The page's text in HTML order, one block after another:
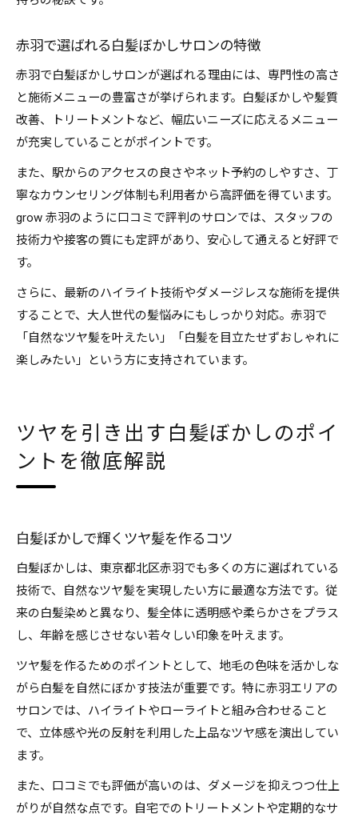
赤羽で選ばれる白髪ぼかしサロンの特徴
赤羽で白髪ぼかしサロンが選ばれる理由には、専門性の高さ
と施術メニューの豊富さが挙げられます。白髪ぼかしや髪質
改善、トリートメントなど、幅広いニーズに応えるメニュー
が充実していることがポイントです。
また、駅からのアクセスの良さやネット予約のしやすさ、丁
寧なカウンセリング体制も利用者から高評価を得ています。
grow 赤羽のように口コミで評判のサロンでは、スタッフの
技術力や接客の質にも定評があり、安心して通えると好評で
す。
さらに、最新のハイライト技術やダメージレスな施術を提供
することで、大人世代の髪悩みにもしっかり対応。赤羽で
「自然なツヤ髪を叶えたい」「白髪を目立たせずおしゃれに
楽しみたい」という方に支持されています。
ツヤを引き出す白髪ぼかしのポイ
ントを徹底解説
白髪ぼかしで輝くツヤ髪を作るコツ
白髪ぼかしは、東京都北区赤羽でも多くの方に選ばれている
技術で、自然なツヤ髪を実現したい方に最適な方法です。従
来の白髪染めと異なり、髪全体に透明感や柔らかさをプラス
し、年齢を感じさせない若々しい印象を叶えます。
ツヤ髪を作るためのポイントとして、地毛の色味を活かしな
がら白髪を自然にぼかす技法が重要です。特に赤羽エリアの
サロンでは、ハイライトやローライトと組み合わせること
で、立体感や光の反射を利用した上品なツヤ感を演出してい
ます。
また、口コミでも評価が高いのは、ダメージを抑えつつ仕上
がりが自然な点です。自宅でのトリートメントや定期的なサ